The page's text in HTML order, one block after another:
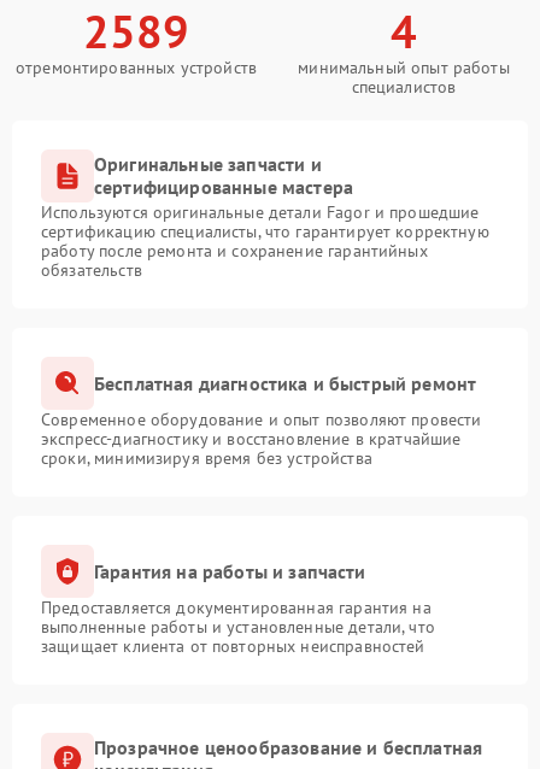
2589
отремонтированных устройств
4
минимальный опыт работы
специалистов
Оригинальные запчасти и
сертифицированные мастера
Используются оригинальные детали Fagor и прошедшие
сертификацию специалисты, что гарантирует корректную
работу после ремонта и сохранение гарантийных
обязательств
Бесплатная диагностика и быстрый ремонт
Современное оборудование и опыт позволяют провести
экспресс-диагностику и восстановление в кратчайшие
сроки, минимизируя время без устройства
Гарантия на работы и запчасти
Предоставляется документированная гарантия на
выполненные работы и установленные детали, что
защищает клиента от повторных неисправностей
Прозрачное ценообразование и бесплатная